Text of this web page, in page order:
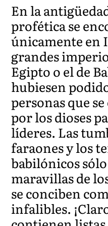
En la
profética se
únicamente en
grandes
Egipto o el de
hubiesen
personas que
por los dioses
líderes. Las
faraones y los
babilónicos
maravillas de
se conciben
infalibles.